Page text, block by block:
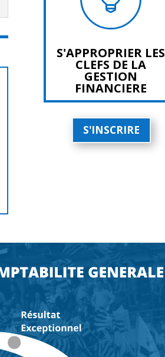
S'APPROPRIER LES
CLEFS DE LA
GESTION
FINANCIERE
S'INSCRIRE